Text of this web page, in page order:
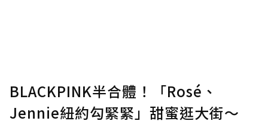
BLACKPINK半合體！「Rosé、
Jennie紐約勾緊緊」甜蜜逛大街～